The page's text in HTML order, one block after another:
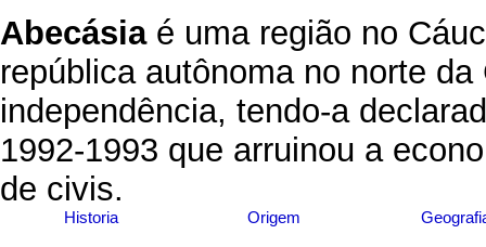
Abecásiaé uma região no
república autônoma no norte
independência, tendo-a
1992-1993 que arruinou a
de civis.
Historia Origem